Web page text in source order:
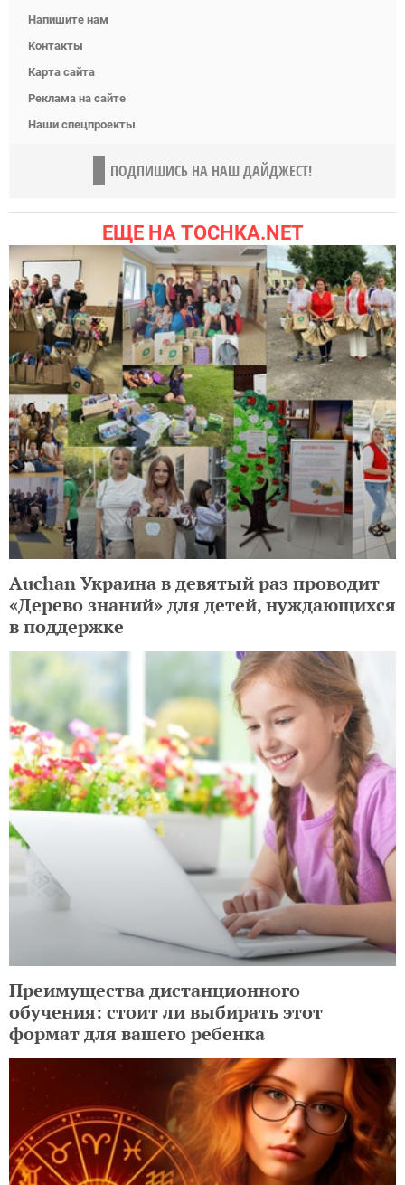
Напишите нам
Контакты
Карта сайта
Реклама на сайте
Наши спецпроекты
ПОДПИШИСЬ НА НАШ ДАЙДЖЕСТ!
ЕЩЕ НА TOCHKA.NET
Auchan Украина в девятый раз проводит
«Дерево знаний» для детей, нуждающихся
в поддержке
Преимущества дистанционного
обучения: стоит ли выбирать этот
формат для вашего ребенка